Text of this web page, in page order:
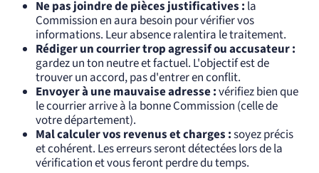
Ne pas joindre de pièces justificatives : la
Commission en aura besoin pour vérifier vos
informations. Leur absence ralentira le traitement.
Rédiger un courrier trop agressif ou accusateur :
gardez un ton neutre et factuel. L'objectif est de
trouver un accord, pas d'entrer en conflit.
Envoyer à une mauvaise adresse :vérifiez bien que
le courrier arrive à la bonne Commission (celle de
votre département).
Mal calculer vos revenus et charges :soyez précis
et cohérent. Les erreurs seront détectées lors de la
vérification et vous feront perdre du temps.